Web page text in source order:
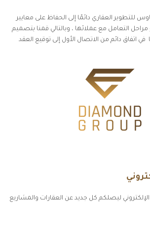
للتطوير العقاري دائمًا إلى الحفاظ على معايير
التعامل مع عملائها ، وبالتالي قمنا بتصميم
اتفاق دائم من الاتصال الأول إلى توقيع العقد
الإلكتروني ليصلكم كل جديد عن العقارات والمشاريع